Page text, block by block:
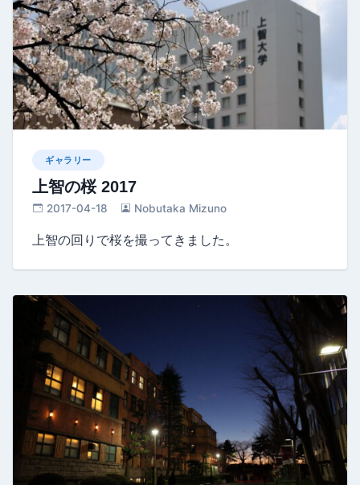
ギャラリー
上智の桜 2017
2017-04-18 Nobutaka Mizuno
上智の回りで桜を撮ってきました。